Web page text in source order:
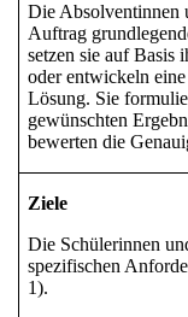
Die Absolventinnen
Auftrag
setzen sie auf Basis
oder entwickeln
Lösung. Sie
gewünschten
bewerten die
Ziele
Die Schülerinnen
spezifischen
1).